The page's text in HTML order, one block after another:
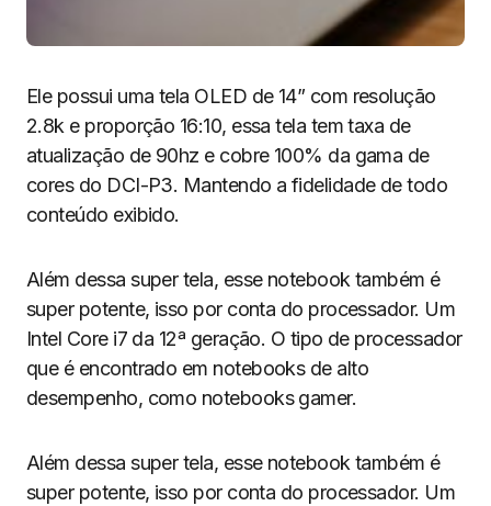
Ele possui uma tela OLED de 14” com resolução
2.8k e proporção 16:10, essa tela tem taxa de
atualização de 90hz e cobre 100% da gama de
cores do DCI-P3. Mantendo a fidelidade de todo
conteúdo exibido.
Além dessa super tela, esse notebook também é
super potente, isso por conta do processador. Um
Intel Core i7 da 12ª geração. O tipo de processador
que é encontrado em notebooks de alto
desempenho, como notebooks gamer.
Além dessa super tela, esse notebook também é
super potente, isso por conta do processador. Um